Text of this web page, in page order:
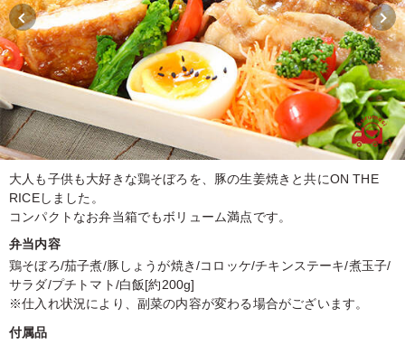
大人も子供も大好きな鶏そぼろを、豚の生姜焼きと共にON THE
RICEしました。
コンパクトなお弁当箱でもボリューム満点です。
弁当内容
鶏そぼろ/茄子煮/豚しょうが焼き/コロッケ/チキンステーキ/煮玉子/
サラダ/プチトマト/白飯[約200g]
※仕入れ状況により、副菜の内容が変わる場合がございます。
付属品